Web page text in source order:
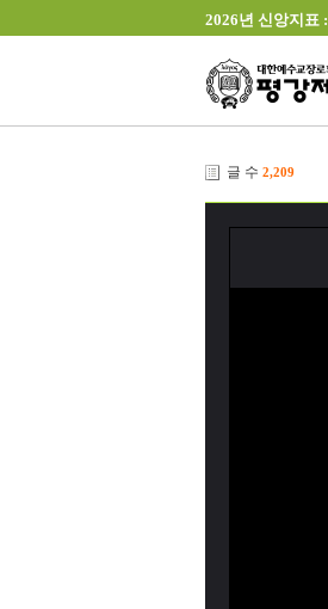
2026년 신앙지표 :
글 수 2,209